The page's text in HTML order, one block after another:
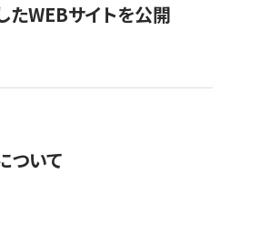
WEBサイトを公開
ついて